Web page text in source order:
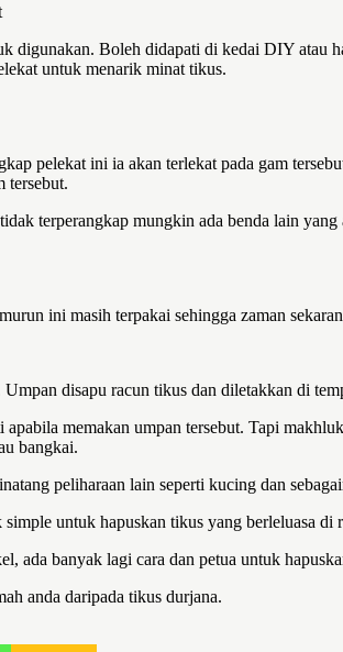
digunakan. Boleh didapati di kedai DIY atau
untuk menarik minat tikus.
pelekat ini ia akan terlekat pada gam
tersebut.
terperangkap mungkin ada benda lain
ini masih terpakai sehingga zaman
Umpan disapu racun tikus dan diletakkan di
memakan umpan tersebut. Tapi
bangkai.
peliharaan lain seperti kucing dan
simple untuk hapuskan tikus yang berleluasa
ada banyak lagi cara dan petua untuk
anda daripada tikus durjana.